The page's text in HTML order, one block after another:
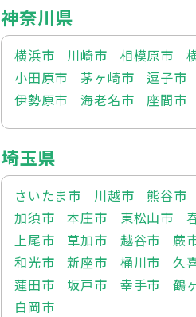
神奈川県
横浜市 川崎市 相模原市
小田原市
茅ヶ崎市 逗子市
伊勢原市
海老名市 座間市
埼玉県
さいたま市 川越市 熊谷市
加須市
本庄市 東松山市
上尾市
草加市 越谷市 蕨
和光市
新座市 桶川市 久
蓮田市
坂戸市 幸手市 鶴
白岡市